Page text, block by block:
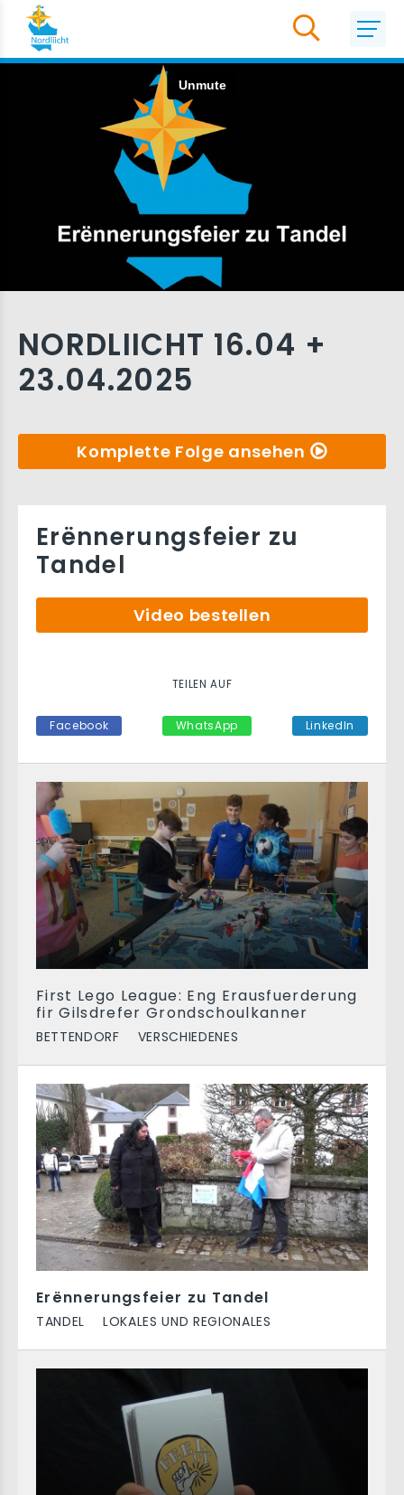
NORDLIICHT 16.04 +
23.04.2025
Komplette Folge ansehen
First Lego League: Eng Erausfuerderung
fir Gilsdrefer Grondschoulkanner
BETTENDORF VERSCHIEDENES
Erënnerungsfeier zu Tandel
TANDEL LOKALES UND REGIONALES
Erënnerungsfeier zu
Tandel
Video bestellen
TEILEN AUF
Facebook WhatsApp LinkedIn